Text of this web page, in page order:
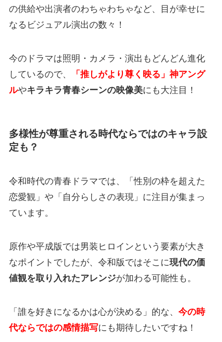
の供給や出演者のわちゃわちゃなど、目が幸せに
なるビジュアル演出の数々！
今のドラマは照明・カメラ・演出もどんどん進化
しているので、
「推しがより尊く映る」神アング
ルやキラキラ青春シーンの映像美にも大注目！
多様性が尊重される時代ならではのキャラ設
定も？
令和時代の青春ドラマでは、「性別の枠を超えた
恋愛観」や「自分らしさの表現」に注目が集まっ
ています。
原作や平成版では男装ヒロインという要素が大き
なポイントでしたが、令和版ではそこに現代の価
値観を取り入れたアレンジが加わる可能性も。
「誰を好きになるかは心が決める」的な、 今の時
代ならではの感情描写にも期待したいですね！